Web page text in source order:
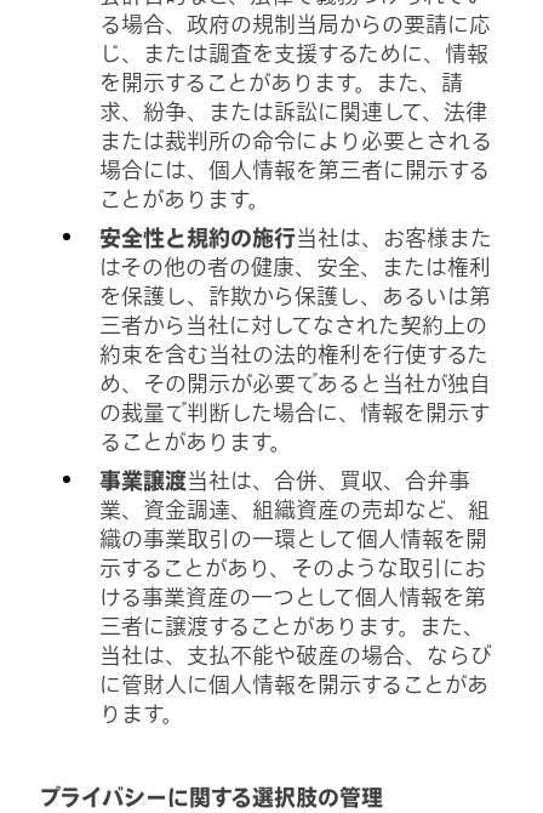
る場合、政府の規制当局からの要請に応
じ、または調査を支援するために、情報
を開示することがあります。また、請
求、紛争、または訴訟に関連して、法律
または裁判所の命令により必要とされる
場合には、個人情報を第三者に開示する
ことがあります。
安全性と規約の施行当社は、お客様また
はその他の者の健康、安全、または権利
を保護し、詐欺から保護し、あるいは第
三者から当社に対してなされた契約上の
約束を含む当社の法的権利を行使するた
め、その開示が必要であると当社が独自
の裁量で判断した場合に、情報を開示す
ることがあります。
事業譲渡当社は、合併、買収、合弁事
業、資金調達、組織資産の売却など、組
織の事業取引の一環として個人情報を開
示することがあり、そのような取引にお
ける事業資産の一つとして個人情報を第
三者に譲渡することがあります。また、
当社は、支払不能や破産の場合、ならび
に管財人に個人情報を開示することがあ
ります。
プライバシーに関する選択肢の管理